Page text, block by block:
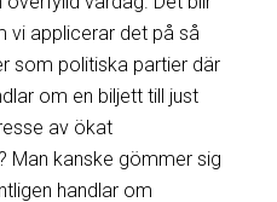
vi applicerar det på så
som politiska partier där
om en biljett till just
av ökat
Man kanske gömmer sig
handlar om